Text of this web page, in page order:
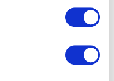
niet achter de
of er
gemaakt.”